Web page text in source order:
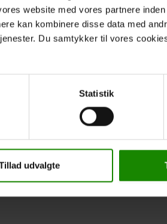
website med vores partnere
kan kombinere disse data med
Du samtykker til vores
Statistik
udvalgte
til vandtætte pakposer og
i de naturskønne
for jer som kunder, da I kan
startsted.